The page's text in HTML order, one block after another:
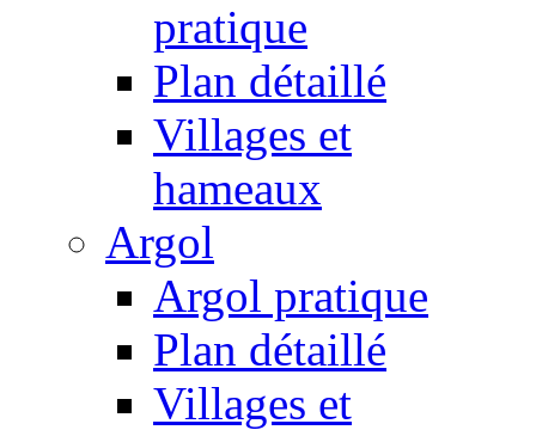
pratique
Plan détaillé
Villages et
hameaux
Argol
Argol pratique
Plan détaillé
Villages et